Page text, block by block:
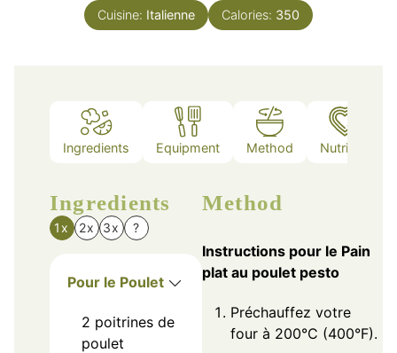
Cuisine: Italienne Calories: 350
Ingredients Equipment Method Nutrition
Ingredients
1x 2x 3x ?
Pour le Poulet
2 poitrines de
poulet
Method
Instructions pour le Pain
plat au poulet pesto
Préchauffez votre
four à 200°C (400°F).